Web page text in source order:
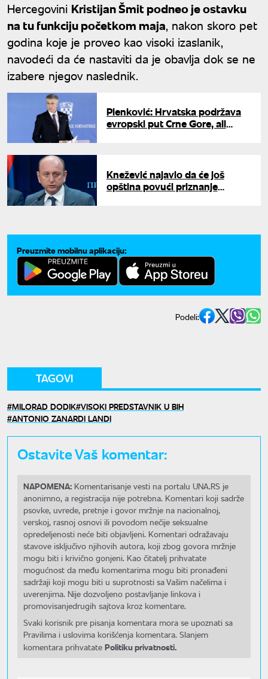
Hercegovini Kristijan Šmit podneo je ostavku
na tu funkciju početkom maja, nakon skoro pet
godina koje je proveo kao visoki izaslanik,
navodeći da će nastaviti da je obavlja dok se ne
izabere njegov naslednik.
Plenković: Hrvatska podržava
evropski put Crne Gore, ali
Knežević najavio da će još
opština povući priznanje
Preuzmite mobilnu aplikaciju:
Podeli:
TAGOVI
MILORAD DODIK VISOKI PREDSTAVNIK U BIH
ANTONIO ZANARDI LANDI
Ostavite Vaš komentar:
NAPOMENA: Komentarisanje vesti na portalu UNA.RS je
anonimno, a registracija nije potrebna. Komentari koji sadrže
psovke, uvrede, pretnje i govor mržnje na nacionalnoj,
verskoj, rasnoj osnovi ili povodom nečije seksualne
opredeljenosti neće biti objavljeni. Komentari odražavaju
stavove isključivo njihovih autora, koji zbog govora mržnje
mogu biti i krivično gonjeni. Kao čitatelj prihvatate
mogućnost da među komentarima mogu biti pronađeni
sadržaji koji mogu biti u suprotnosti sa Vašim načelima i
uverenjima. Nije dozvoljeno postavljanje linkova i
promovisanjedrugih sajtova kroz komentare.
Svaki korisnik pre pisanja komentara mora se upoznati sa
Pravilima i uslovima korišćenja komentara. Slanjem
komentara prihvatate Politiku privatnosti.